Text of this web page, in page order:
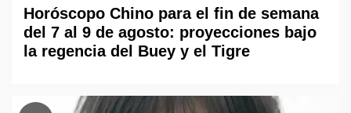
Horóscopo Chino para el fin de semana
del 7 al 9 de agosto: proyecciones bajo
la regencia del Buey y el Tigre